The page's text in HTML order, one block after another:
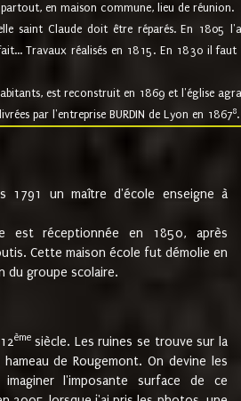
en maison commune, lieu de réunion.
saint Claude doit être réparés. En 1805
Travaux réalisés en 1815. En 1830 il
est reconstruit en 1869 et l'église
par l'entreprise BURDIN de Lyon en 18678.
1791 un maître d'école enseigne à
est réceptionnée en 1850, après
Cette maison école fut démolie en
du groupe scolaire.
èmesiècle. Les ruines se trouve sur la
de Rougemont. On devine les
l'imposante surface de ce